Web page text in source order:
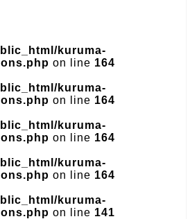
kuruma-
on line 164
kuruma-
on line 164
kuruma-
on line 164
kuruma-
on line 164
kuruma-
on line 141